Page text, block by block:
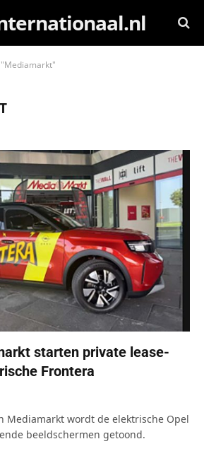
starten private lease-
Frontera
Mediamarkt wordt de elektrische Opel
beeldschermen getoond.